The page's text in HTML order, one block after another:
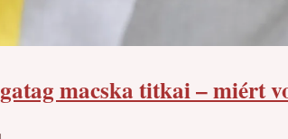
macska titkai – miért